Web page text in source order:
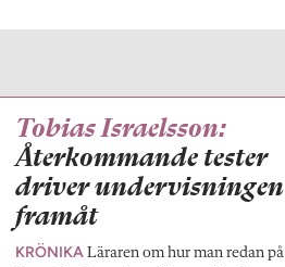
Tobias Israelsson:
Återkommande tester
driver undervisningen
framåt
KRÖNIKA Läraren om hur man redan på